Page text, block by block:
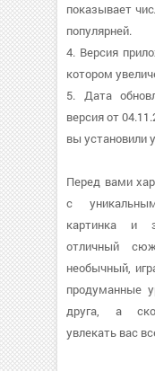
показывает
популярней.
4. Версия
котором
5. Дата
версия от
вы установили
Перед вами
с
картинка и
отличный
необычный,
продуманные
друга, а
увлекать вас